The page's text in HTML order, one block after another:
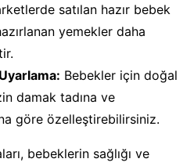
satılan hazır bebek
yemekler daha
Bebekler için doğal
damak tadına ve
göre özelleştirebilirsiniz.
bebeklerin sağlığı ve